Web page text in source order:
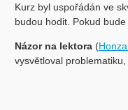
Kurz byl uspořádán ve
budou hodit. Pokud
Názor na lektora(
vysvětloval